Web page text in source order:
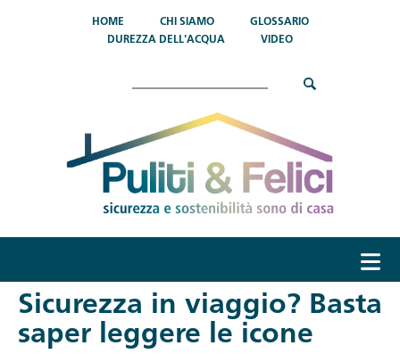
HOME CHI SIAMO
GLOSSARIO
DUREZZA DELL'ACQUA
VIDEO
menu
Sicurezza in viaggio? Basta
saper leggere le icone